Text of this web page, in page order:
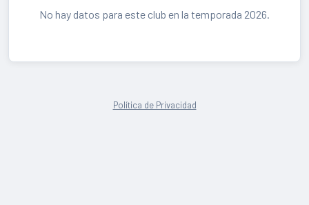
No hay datos para este club en la temporada 2026.
Política de Privacidad